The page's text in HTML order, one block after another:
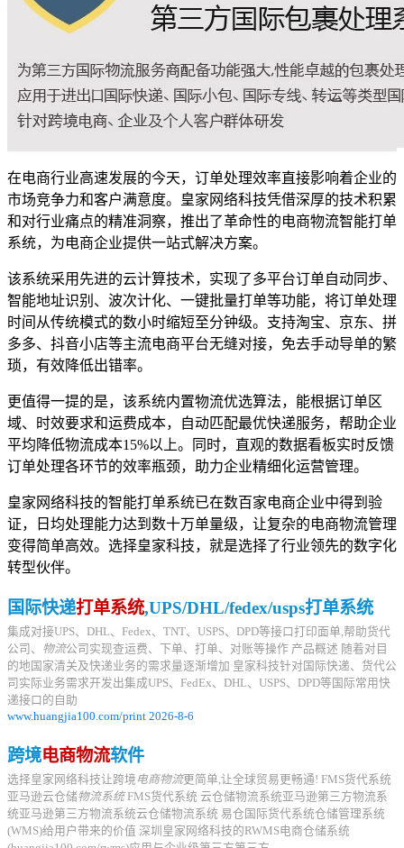
在电商行业高速发展的今天，订单处理效率直接影响着企业的
市场竞争力和客户满意度。皇家网络科技凭借深厚的技术积累
和对行业痛点的精准洞察，推出了革命性的电商物流智能打单
系统，为电商企业提供一站式解决方案。
该系统采用先进的云计算技术，实现了多平台订单自动同步、
智能地址识别、波次计化、一键批量打单等功能，将订单处理
时间从传统模式的数小时缩短至分钟级。支持淘宝、京东、拼
多多、抖音小店等主流电商平台无缝对接，免去手动导单的繁
琐，有效降低出错率。
更值得一提的是，该系统内置物流优选算法，能根据订单区
域、时效要求和运费成本，自动匹配最优快递服务，帮助企业
平均降低物流成本15%以上。同时，直观的数据看板实时反馈
订单处理各环节的效率瓶颈，助力企业精细化运营管理。
皇家网络科技的智能打单系统已在数百家电商企业中得到验
证，日均处理能力达到数十万单量级，让复杂的电商物流管理
变得简单高效。选择皇家科技，就是选择了行业领先的数字化
转型伙伴。
国际快递打单系统,UPS/DHL/fedex/usps打单系统
集成对接UPS、DHL、Fedex、TNT、USPS、DPD等接口打印面单,帮助货代
公司、 物流公司实现查运费、下单、打单、对账等操作 产品概述 随着对目
的地国家清关及快递业务的需求量逐渐增加 皇家科技针对国际快递、货代公
司实际业务需求开发出集成UPS、FedEx、DHL、USPS、DPD等国际常用快
递接口的自助
www.huangjia100.com/print 2026-8-6
跨境电商物流软件
选择皇家网络科技让跨境 电商物流更简单,让全球贸易更畅通! FMS货代系统
亚马逊云仓储物流系统FMS货代系统 云仓储物流系统亚马逊第三方物流系
统亚马逊第三方物流系统云仓储物流系统 易仓国际货代系统仓储管理系统
(WMS)给用户带来的价值 深圳皇家网络科技的RWMS电商仓储系统